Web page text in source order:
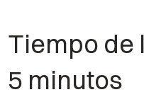
Tiempo de
5 minutos